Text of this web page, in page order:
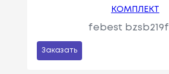
КОМПЛЕКТ
febest
Заказать